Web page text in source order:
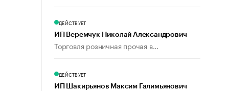
ДЕЙСТВУЕТ
ИП Веремчук Николай Александрович
Торговля розничная прочая в...
ДЕЙСТВУЕТ
ИП Шакирьянов Максим Галимьянович